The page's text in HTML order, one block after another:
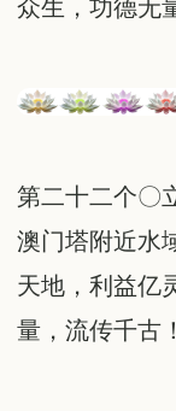
众生，功德无
第二十二个〇
澳门塔附近水
天地，利益亿
量，流传千古！